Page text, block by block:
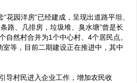
园洋房”已经建成，呈现出道路平坦、
路、几排房，垃圾堆、臭水塘”曾是长
然村合并为1个中心村、4个居民点。
等，目前二期建设正在推进中，其中
导村民进入企业工作，增加农民收